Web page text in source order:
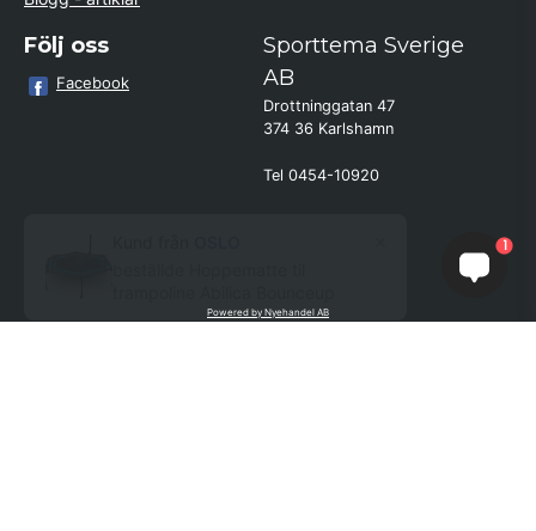
Följ oss
Facebook
Sporttema Sverige
AB
Drottninggatan 47
374 36 Karlshamn
Tel 0454-10920
Powered by Nyehandel AB
1